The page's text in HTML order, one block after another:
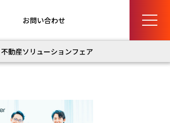
お問い合わせ
不動産ソリューションフェア